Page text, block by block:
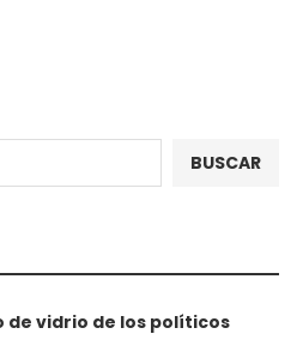
BUSCAR
de vidrio de los políticos